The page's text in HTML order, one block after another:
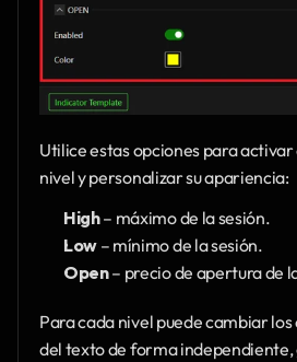
Utilice estas opciones para
nivel y personalizar su apariencia:
High – máximo de la sesión.
Low – mínimo de la sesión.
Open – precio de apertura de
Para cada nivel puede cambiar los
del texto de forma independiente,